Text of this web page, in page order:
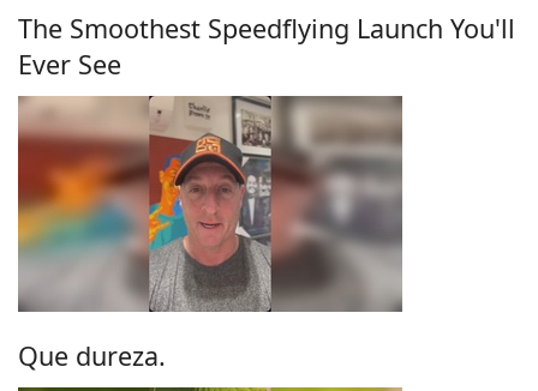
The Smoothest Speedflying Launch You'll
Ever See
Que dureza.